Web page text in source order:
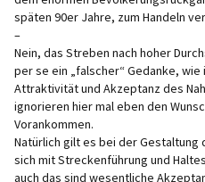
späten 90er Jahre, zum Handeln
–
Nein, das Streben nach hoher
per se ein „falscher“ Gedanke,
Attraktivität und Akzeptanz des
ignorieren hier mal eben den
Vorankommen.
Natürlich gilt es bei der Gestaltung
sich mit Streckenführung und
auch das sind wesentliche